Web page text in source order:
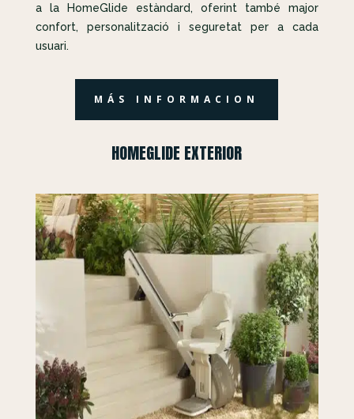
a la HomeGlide estàndard, oferint també major
confort, personalització i seguretat per a cada
usuari.
MÁS INFORMACION
HOMEGLIDE EXTERIOR